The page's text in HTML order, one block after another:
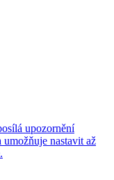
upozornění
nastavit až